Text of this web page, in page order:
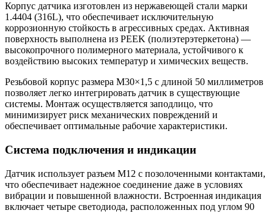
Корпус датчика изготовлен из нержавеющей стали марки
1.4404 (316L), что обеспечивает исключительную
коррозионную стойкость в агрессивных средах. Активная
поверхность выполнена из PEEK (полиэтерэтеркетона) —
высокопрочного полимерного материала, устойчивого к
воздействию высоких температур и химических веществ.
Резьбовой корпус размера M30×1,5 с длиной 50 миллиметров
позволяет легко интегрировать датчик в существующие
системы. Монтаж осуществляется заподлицо, что
минимизирует риск механических повреждений и
обеспечивает оптимальные рабочие характеристики.
Система подключения и индикации
Датчик использует разъем M12 с позолоченными контактами,
что обеспечивает надежное соединение даже в условиях
вибрации и повышенной влажности. Встроенная индикация
включает четыре светодиода, расположенных под углом 90